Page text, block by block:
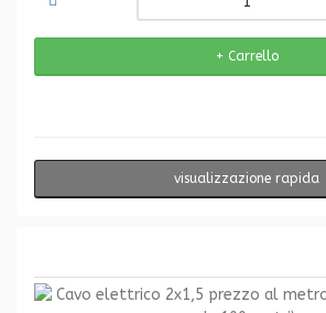
visualizzazione rapida